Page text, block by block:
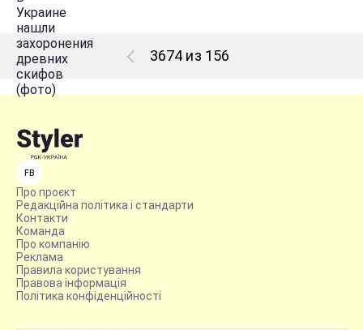
3674 из 156
FB
Про проєкт
Редакційна політика і стандарти
Контакти
Команда
Про компанію
Реклама
Правила користування
Правова інформація
Політика конфіденційності